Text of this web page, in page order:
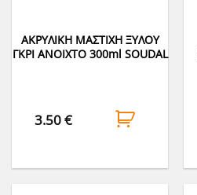
ΑΚΡΥΛΙΚΗ ΜΑΣΤΙΧΗ ΞΥΛΟΥ
ΓΚΡΙ ΑΝΟΙΧΤΟ 300ml SOUDAL
3.50€